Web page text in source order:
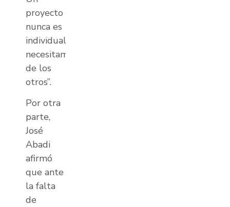
proyecto
nunca es
individual,
necesitamos
de los
otros”.
Por otra
parte,
José
Abadi
afirmó
que ante
la falta
de